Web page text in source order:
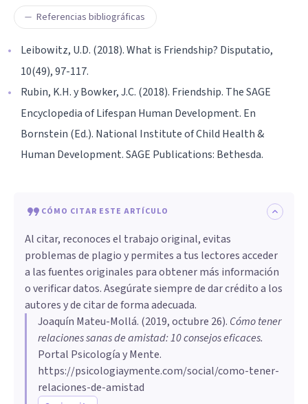
Referencias bibliográficas
Leibowitz, U.D. (2018). What is Friendship? Disputatio,
10(49), 97-117.
Rubin, K.H. y Bowker, J.C. (2018). Friendship. The SAGE
Encyclopedia of Lifespan Human Development. En
Bornstein (Ed.). National Institute of Child Health &
Human Development. SAGE Publications: Bethesda.
CÓMO CITAR ESTE ARTÍCULO
Al citar, reconoces el trabajo original, evitas
problemas de plagio y permites a tus lectores acceder
a las fuentes originales para obtener más información
o verificar datos. Asegúrate siempre de dar crédito a los
autores y de citar de forma adecuada.
Joaquín Mateu-Mollá. (2019, octubre 26). Cómo tener
relaciones sanas de amistad: 10 consejos eficaces.
Portal Psicología y Mente.
https://psicologiaymente.com/social/como-tener-
relaciones-de-amistad